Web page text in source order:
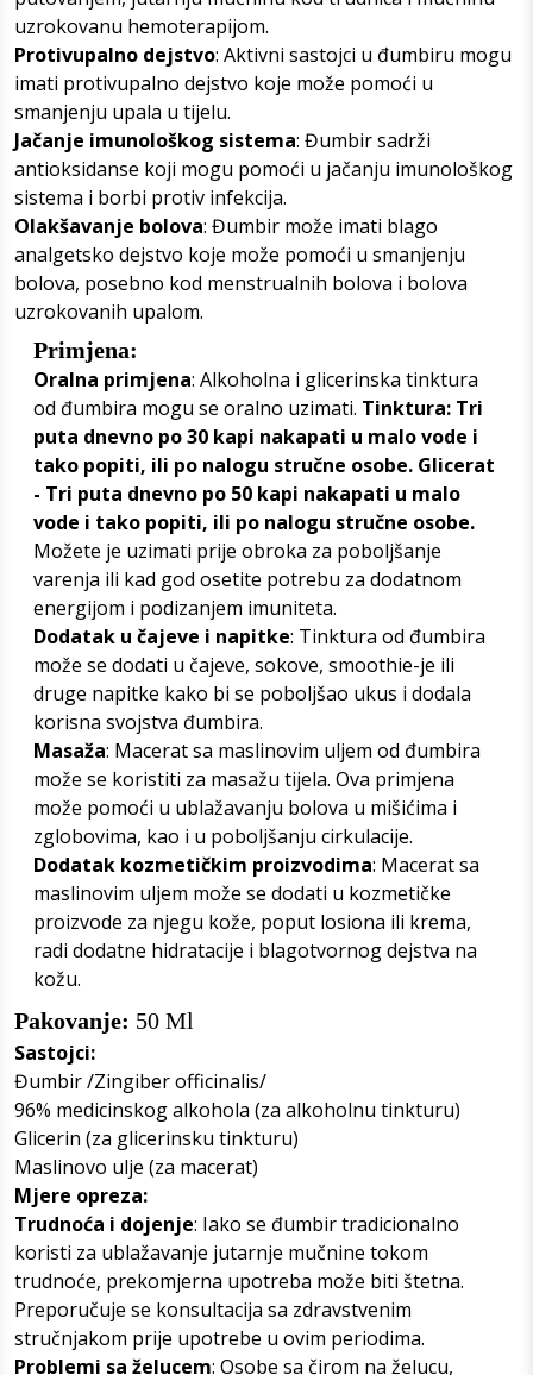
uzrokovanu hemoterapijom.
Protivupalno dejstvo: Aktivni sastojci u đumbiru mogu
imati protivupalno dejstvo koje može pomoći u
smanjenju upala u tijelu.
Jačanje imunološkog sistema: Đumbir sadrži
antioksidanse koji mogu pomoći u jačanju imunološkog
sistema i borbi protiv infekcija.
Olakšavanje bolova: Đumbir može imati blago
analgetsko dejstvo koje može pomoći u smanjenju
bolova, posebno kod menstrualnih bolova i bolova
uzrokovanih upalom.
Primjena:
Oralna primjena: Alkoholna i glicerinska tinktura
od đumbira mogu se oralno uzimati. Tinktura: Tri
puta dnevno po 30 kapi nakapati u malo vode i
tako popiti, ili po nalogu stručne osobe. Glicerat
- Tri puta dnevno po 50 kapi nakapati u malo
vode i tako popiti, ili po nalogu stručne osobe.
Možete je uzimati prije obroka za poboljšanje
varenja ili kad god osetite potrebu za dodatnom
energijom i podizanjem imuniteta.
Dodatak u čajeve i napitke: Tinktura od đumbira
može se dodati u čajeve, sokove, smoothie-je ili
druge napitke kako bi se poboljšao ukus i dodala
korisna svojstva đumbira.
Masaža: Macerat sa maslinovim uljem od đumbira
može se koristiti za masažu tijela. Ova primjena
može pomoći u ublažavanju bolova u mišićima i
zglobovima, kao i u poboljšanju cirkulacije.
Dodatak kozmetičkim proizvodima: Macerat sa
maslinovim uljem može se dodati u kozmetičke
proizvode za njegu kože, poput losiona ili krema,
radi dodatne hidratacije i blagotvornog dejstva na
kožu.
Pakovanje: 50 Ml
Sastojci:
Đumbir /Zingiber officinalis/
96% medicinskog alkohola (za alkoholnu tinkturu)
Glicerin (za glicerinsku tinkturu)
Maslinovo ulje (za macerat)
Mjere opreza:
Trudnoća i dojenje: Iako se đumbir tradicionalno
koristi za ublažavanje jutarnje mučnine tokom
trudnoće, prekomjerna upotreba može biti štetna.
Preporučuje se konsultacija sa zdravstvenim
stručnjakom prije upotrebe u ovim periodima.
Problemi sa želucem: Osobe sa čirom na želucu,